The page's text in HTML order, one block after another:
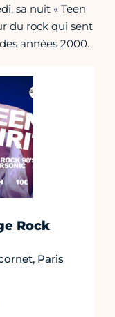
sa nuit « Teen
du rock qui sent
années 2000.
Rock
Paris